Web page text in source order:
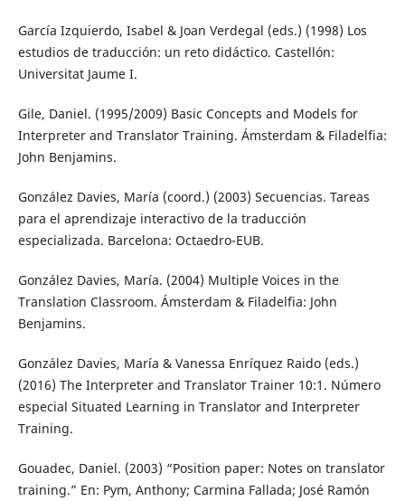
García Izquierdo, Isabel & Joan Verdegal (eds.) (1998) Los
estudios de traducción: un reto didáctico. Castellón:
Universitat Jaume I.
Gile, Daniel. (1995/2009) Basic Concepts and Models for
Interpreter and Translator Training. Ámsterdam & Filadelfia:
John Benjamins.
González Davies, María (coord.) (2003) Secuencias. Tareas
para el aprendizaje interactivo de la traducción
especializada. Barcelona: Octaedro-EUB.
González Davies, María. (2004) Multiple Voices in the
Translation Classroom. Ámsterdam & Filadelfia: John
Benjamins.
González Davies, María & Vanessa Enríquez Raido (eds.)
(2016) The Interpreter and Translator Trainer 10:1. Número
especial Situated Learning in Translator and Interpreter
Training.
Gouadec, Daniel. (2003) “Position paper: Notes on translator
training.” En: Pym, Anthony; Carmina Fallada; José Ramón